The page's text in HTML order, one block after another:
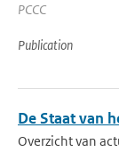
PCCC
Publication
De Staat van
Overzicht van